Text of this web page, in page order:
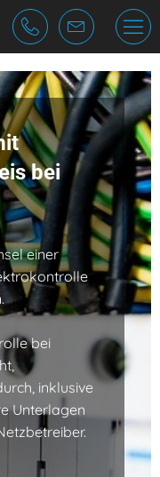
bei
einer
bei
inklusive
Unterlagen